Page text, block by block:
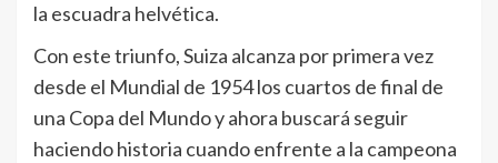
la escuadra helvética.
Con este triunfo, Suiza alcanza por primera vez
desde el Mundial de 1954 los cuartos de final de
una Copa del Mundo y ahora buscará seguir
haciendo historia cuando enfrente a la campeona